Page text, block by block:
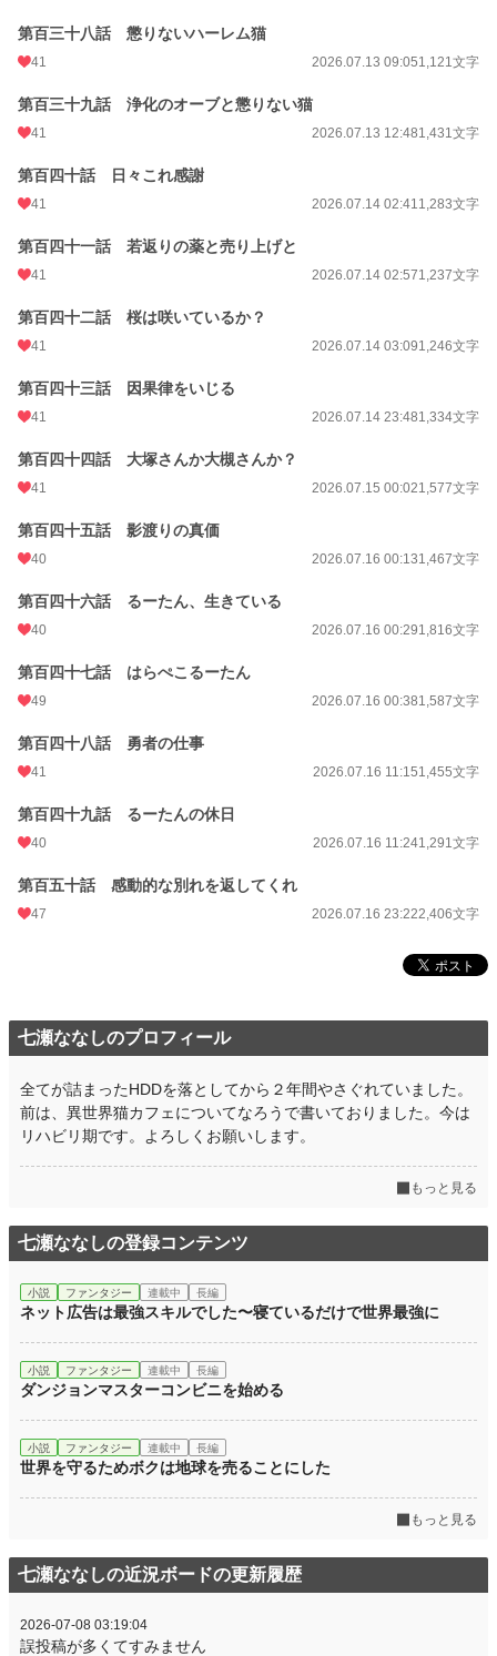
第百三十八話 懲りないハーレム猫
41 2026.07.13 09:051,121文字
第百三十九話 浄化のオーブと懲りない猫
41 2026.07.13 12:481,431文字
第百四十話 日々これ感謝
41 2026.07.14 02:411,283文字
第百四十一話 若返りの薬と売り上げと
41 2026.07.14 02:571,237文字
第百四十二話 桜は咲いているか？
41 2026.07.14 03:091,246文字
第百四十三話 因果律をいじる
41 2026.07.14 23:481,334文字
第百四十四話 大塚さんか大槻さんか？
41 2026.07.15 00:021,577文字
第百四十五話 影渡りの真価
40 2026.07.16 00:131,467文字
第百四十六話 るーたん、生きている
40 2026.07.16 00:291,816文字
第百四十七話 はらぺこるーたん
49 2026.07.16 00:381,587文字
第百四十八話 勇者の仕事
41 2026.07.16 11:151,455文字
第百四十九話 るーたんの休日
40 2026.07.16 11:241,291文字
第百五十話 感動的な別れを返してくれ
47 2026.07.16 23:222,406文字
七瀬ななしのプロフィール
全てが詰まったHDDを落としてから２年間やさぐれていました。
前は、異世界猫カフェについてなろうで書いておりました。今は
リハビリ期です。よろしくお願いします。
もっと見る
七瀬ななしの登録コンテンツ
小説 ファンタジー 連載中 長編
ネット広告は最強スキルでした〜寝ているだけで世界最強に
小説 ファンタジー 連載中 長編
ダンジョンマスターコンビニを始める
小説 ファンタジー 連載中 長編
世界を守るためボクは地球を売ることにした
もっと見る
七瀬ななしの近況ボードの更新履歴
2026-07-08 03:19:04
誤投稿が多くてすみません